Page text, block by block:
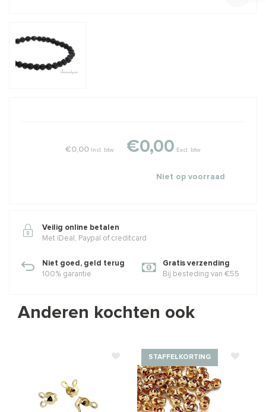
BESTEL
€0,00 Incl. btw €0,00 Excl. btw
Niet op voorraad
Veilig online betalen
Met iDeal, Paypal of creditcard
Niet goed, geld terug
100% garantie
Gratis verzending
Bij besteding van €55
Anderen kochten ook
STAFFELKORTING